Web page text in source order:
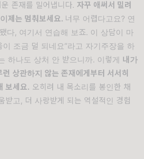
존재를 밀어냅니다. 자꾸 애써서 밀려
이제는 멈춰보세요. 너무 어렵다고요? 연
다, 여기서 연습해 보죠. 이 상담이 마
이 조금 덜 되네요”라고 자기주장을 하
하나도 상처 안 받으니까. 이렇게 내가
상관하지 않는 존재에게부터 서서히
보세요. 오히려 내 목소리를 봉인한 채
받고, 더 사랑받게 되는 역설적인 경험